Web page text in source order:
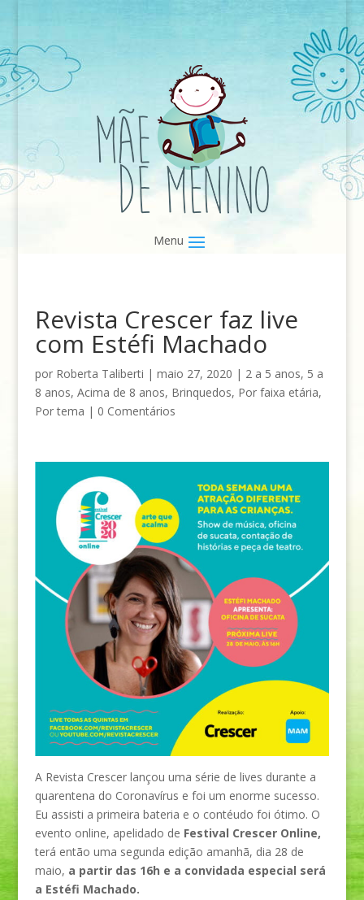
Revista Crescer faz live
com Estéfi Machado
por Roberta Taliberti | maio 27, 2020 | 2 a 5 anos, 5 a
8 anos, Acima de 8 anos, Brinquedos, Por faixa etária,
Por tema | 0 Comentários
A Revista Crescer lançou uma série de lives durante a
quarentena do Coronavírus e foi um enorme sucesso.
Eu assisti a primeira bateria e o contéudo foi ótimo. O
evento online, apelidado de Festival Crescer Online,
terá então uma segunda edição amanhã, dia 28 de
maio, a partir das 16h e a convidada especial será
a Estéfi Machado.